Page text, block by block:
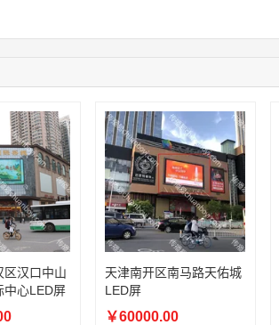
联系了该媒体所在商家
联系了该媒体所在商家
联系了该媒体所在商家
联系了该媒体所在商家
联系了该媒体所在商家
联系了该媒体所在商家
联系了该媒体所在商家
联系了该媒体所在商家
联系了该媒体所在商家
联系了该媒体所在商家
区汉口中山
中心LED屏
天津南开区南马路天佑城
LED屏
￥60000.00